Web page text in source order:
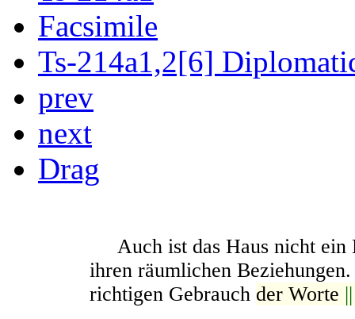
Facsimile
Ts-214a1,2[6]
prev
next
Drag
Auch ist das Haus nicht ein
ihren räumlichen
richtigen Gebrauch der Worte